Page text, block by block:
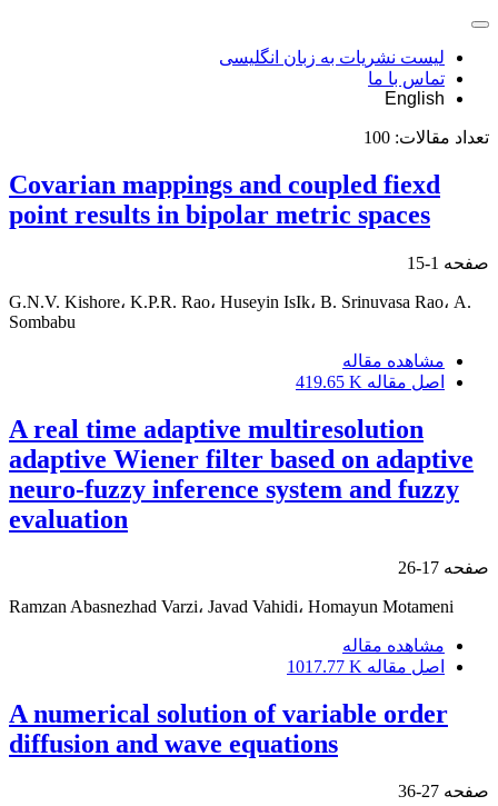
لیست نشریات به زبان انگلیسی
تماس با ما
English
تعداد مقالات: 100
Covarian mappings and coupled fiexd
point results in bipolar metric spaces
صفحه 1-15
G.N.V. Kishore، K.P.R. Rao، Huseyin IsIk، B. Srinuvasa Rao، A.
Sombabu
مشاهده مقاله
اصل مقاله 419.65 K
A real time adaptive multiresolution
adaptive Wiener filter based on adaptive
neuro-fuzzy inference system and fuzzy
evaluation
صفحه 17-26
Ramzan Abasnezhad Varzi، Javad Vahidi، Homayun Motameni
مشاهده مقاله
اصل مقاله 1017.77 K
A numerical solution of variable order
diffusion and wave equations
صفحه 27-36